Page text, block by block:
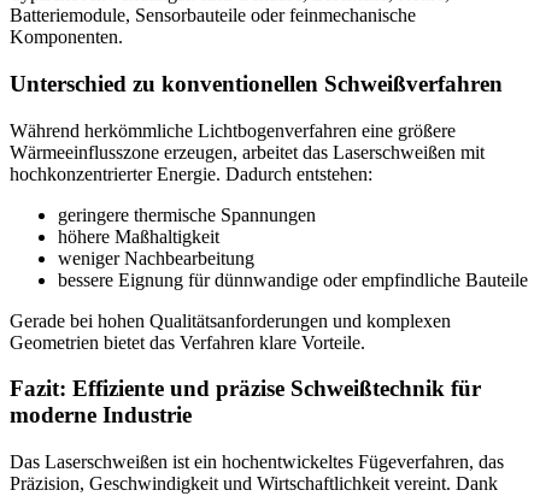
Batteriemodule, Sensorbauteile oder feinmechanische
Komponenten.
Unterschied zu konventionellen Schweißverfahren
Während herkömmliche Lichtbogenverfahren eine größere
Wärmeeinflusszone erzeugen, arbeitet das Laserschweißen mit
hochkonzentrierter Energie. Dadurch entstehen:
geringere thermische Spannungen
höhere Maßhaltigkeit
weniger Nachbearbeitung
bessere Eignung für dünnwandige oder empfindliche Bauteile
Gerade bei hohen Qualitätsanforderungen und komplexen
Geometrien bietet das Verfahren klare Vorteile.
Fazit: Effiziente und präzise Schweißtechnik für
moderne Industrie
Das Laserschweißen ist ein hochentwickeltes Fügeverfahren, das
Präzision, Geschwindigkeit und Wirtschaftlichkeit vereint. Dank